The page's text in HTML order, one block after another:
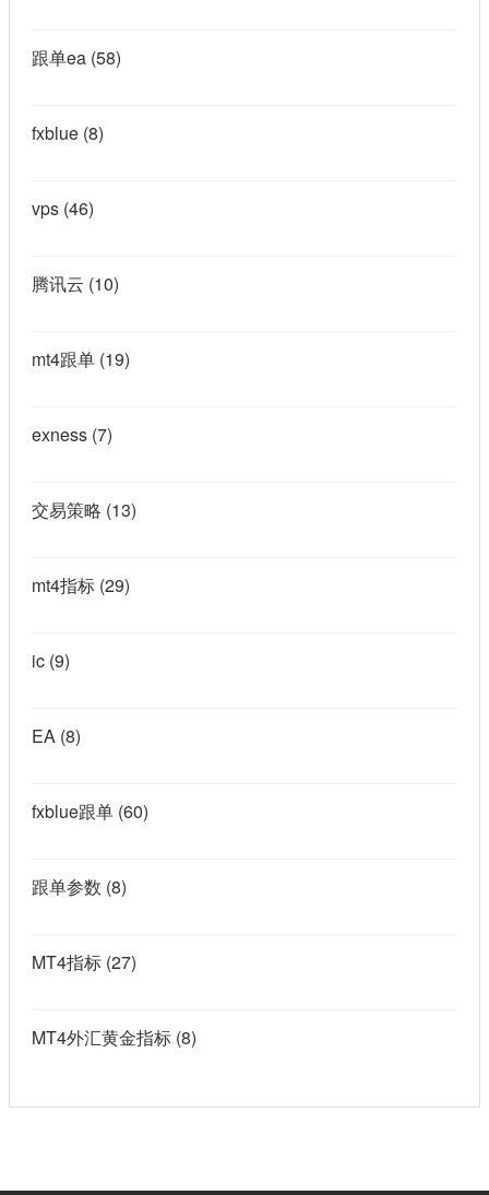
跟单ea (58)
fxblue (8)
vps (46)
腾讯云 (10)
mt4跟单 (19)
exness (7)
交易策略 (13)
mt4指标 (29)
ic (9)
EA (8)
fxblue跟单 (60)
跟单参数 (8)
MT4指标 (27)
MT4外汇黄金指标 (8)